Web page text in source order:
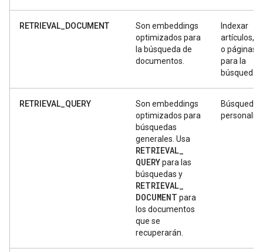
RETRIEVAL_DOCUMENT
Son embeddings
optimizados para
la búsqueda de
documentos.
Indexar
artículos,
o páginas
para la
búsqueda
RETRIEVAL_QUERY
Son embeddings
optimizados para
búsquedas
generales. Usa
RETRIEVAL_
QUERYpara las
búsquedas y
RETRIEVAL_
DOCUMENT para
los documentos
que se
recuperarán.
Búsqueda